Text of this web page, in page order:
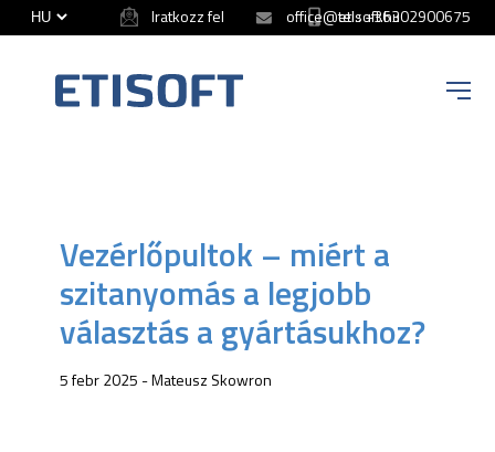
tel.: +36302900675
Iratkozz fel office@etisoft.hu
Vezérlőpultok – miért a
szitanyomás a legjobb
választás a gyártásukhoz?
5 febr 2025 - Mateusz Skowron